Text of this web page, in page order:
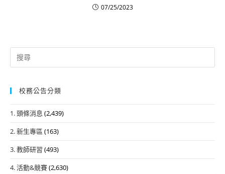
07/25/2023
Search
for:
校務公告分類
1. 頭條消息 (2,439)
2. 新生專區 (163)
3. 教師研習 (493)
4. 活動&競賽(2,630)